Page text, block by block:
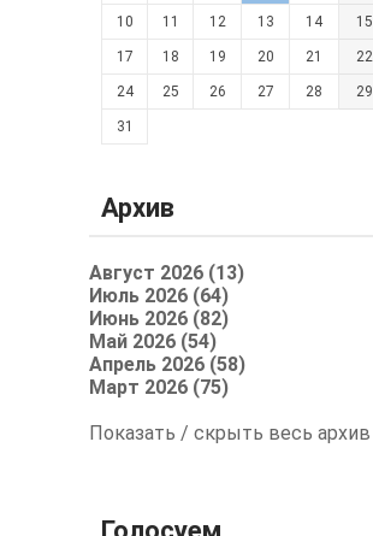
10 11 12 13 14 15
17 18 19 20 21 22
24 25 26 27 28 29
31
Архив
Август 2026 (13)
Июль 2026 (64)
Июнь 2026 (82)
Май 2026 (54)
Апрель 2026 (58)
Март 2026 (75)
Показать / скрыть весь архив